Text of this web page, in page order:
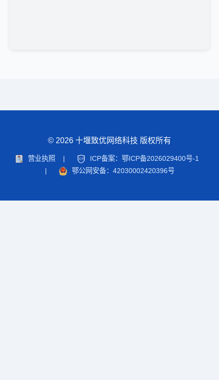
© 2026 十堰致优网络科技 版权所有
营业执照 |
ICP备案：鄂ICP备2026029400号-1
|
鄂公网安备：42030002420396号